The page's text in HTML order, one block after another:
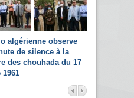
algérienne observe
de silence à la
des chouhada du 17
1961